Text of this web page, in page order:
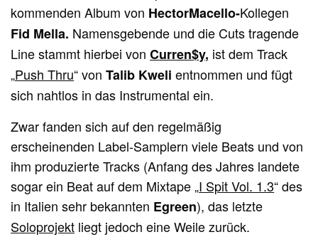
kommenden Album von HectorMacello-Kollegen
Fid Mella. Namensgebende und die Cuts tragende
Line stammt hierbei vonCurren$y, ist dem Track
„Push Thru“ vonTalib Kweli entnommen und fügt
sich nahtlos in das Instrumental ein.
Zwar fanden sich auf den regelmäßig
erscheinenden Label-Samplern viele Beats und von
ihm produzierte Tracks (Anfang des Jahres landete
sogar ein Beat auf dem Mixtape „I Spit Vol. 1.3“ des
in Italien sehr bekannten Egreen), das letzte
Soloprojekt liegt jedoch eine Weile zurück.